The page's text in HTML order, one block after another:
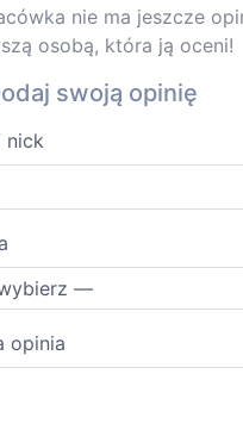
nie ma jeszcze
osobą, która ją oceni!
swoją opinię
nick
opinia